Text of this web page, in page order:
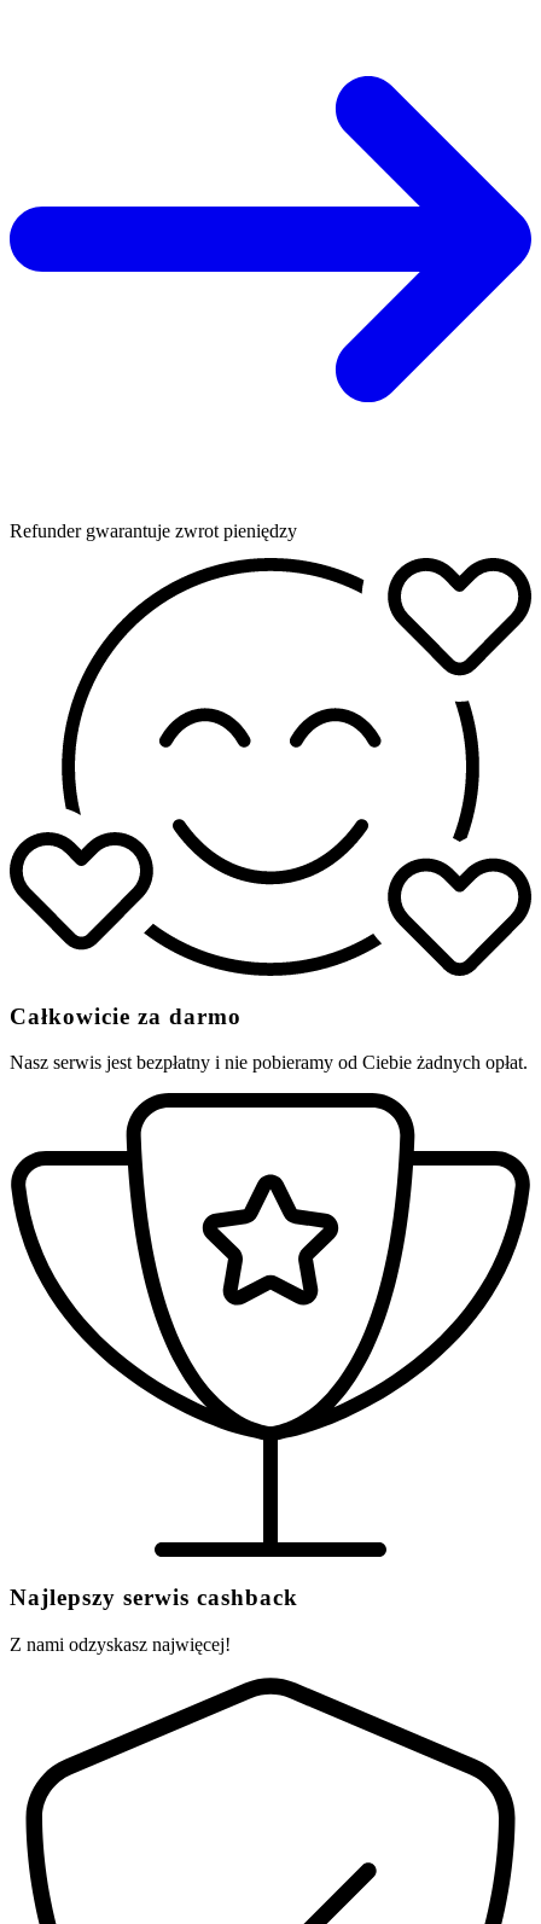
Refunder gwarantuje zwrot pieniędzy
Całkowicie za darmo
Nasz serwis jest bezpłatny i nie pobieramy od Ciebie żadnych opłat.
Najlepszy serwis cashback
Z nami odzyskasz najwięcej!